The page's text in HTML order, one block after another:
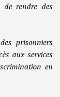
de rendre des
prisonniers
aux services
en